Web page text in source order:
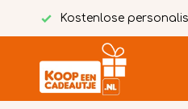
Kostenlose